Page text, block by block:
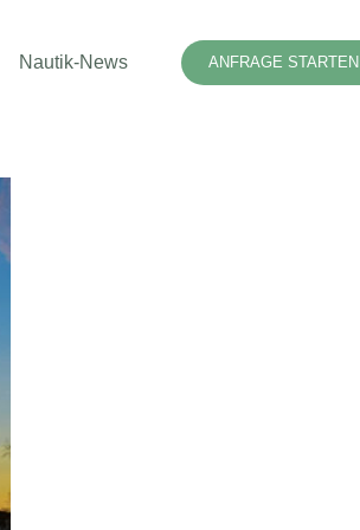
Nautik-News ANFRAGE STARTEN